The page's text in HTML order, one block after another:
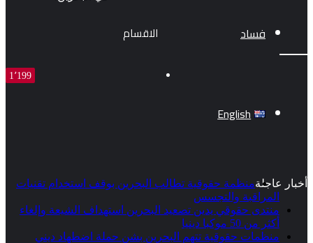
فساد
English
أخبار عاجلةمنظمة حقوقية تطالب البحرين بوقف استخدام تقنيات
المراقبة والتجسس
منتدى حقوقي يدين تصعيد البحرين استهداف الشيعة وإلغاء
أكثر من 50 موكبا دينيا
منظمات حقوقية تتهم البحرين بشن حملة اضطهاد ديني
الاقسام
1٬199